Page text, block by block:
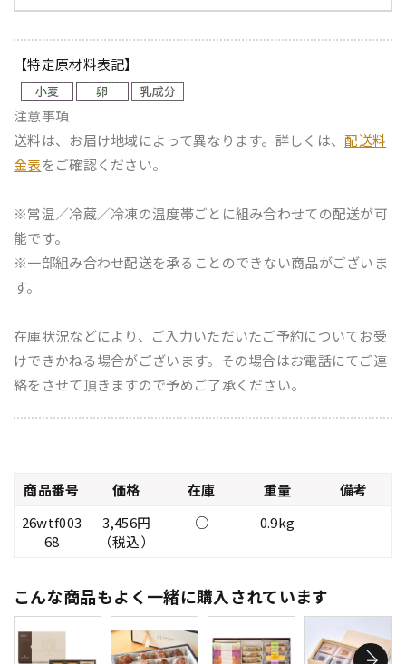
【特定原材料表記】
注意事項
送料は、お届け地域によって異なります。詳しくは、配送料
金表をご確認ください。
※常温／冷蔵／冷凍の温度帯ごとに組み合わせての配送が可
能です。
※一部組み合わせ配送を承ることのできない商品がございま
す。
在庫状況などにより、ご入力いただいたご予約についてお受
けできかねる場合がございます。その場合はお電話にてご連
絡をさせて頂きますので予めご了承ください。
商品番号 価格 在庫 重量
備考
26wtf003
68
3,456円
（税込）
○ 0.9kg
こんな商品もよく一緒に購入されています